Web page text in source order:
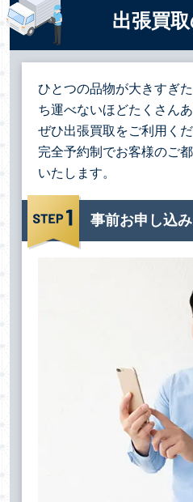
出張買
ひとつの品物が大きすぎ
ち運べないほどたくさん
ぜひ出張買取をご利用くだ
完全予約制でお客様のご
いたします。
事前お申し込み